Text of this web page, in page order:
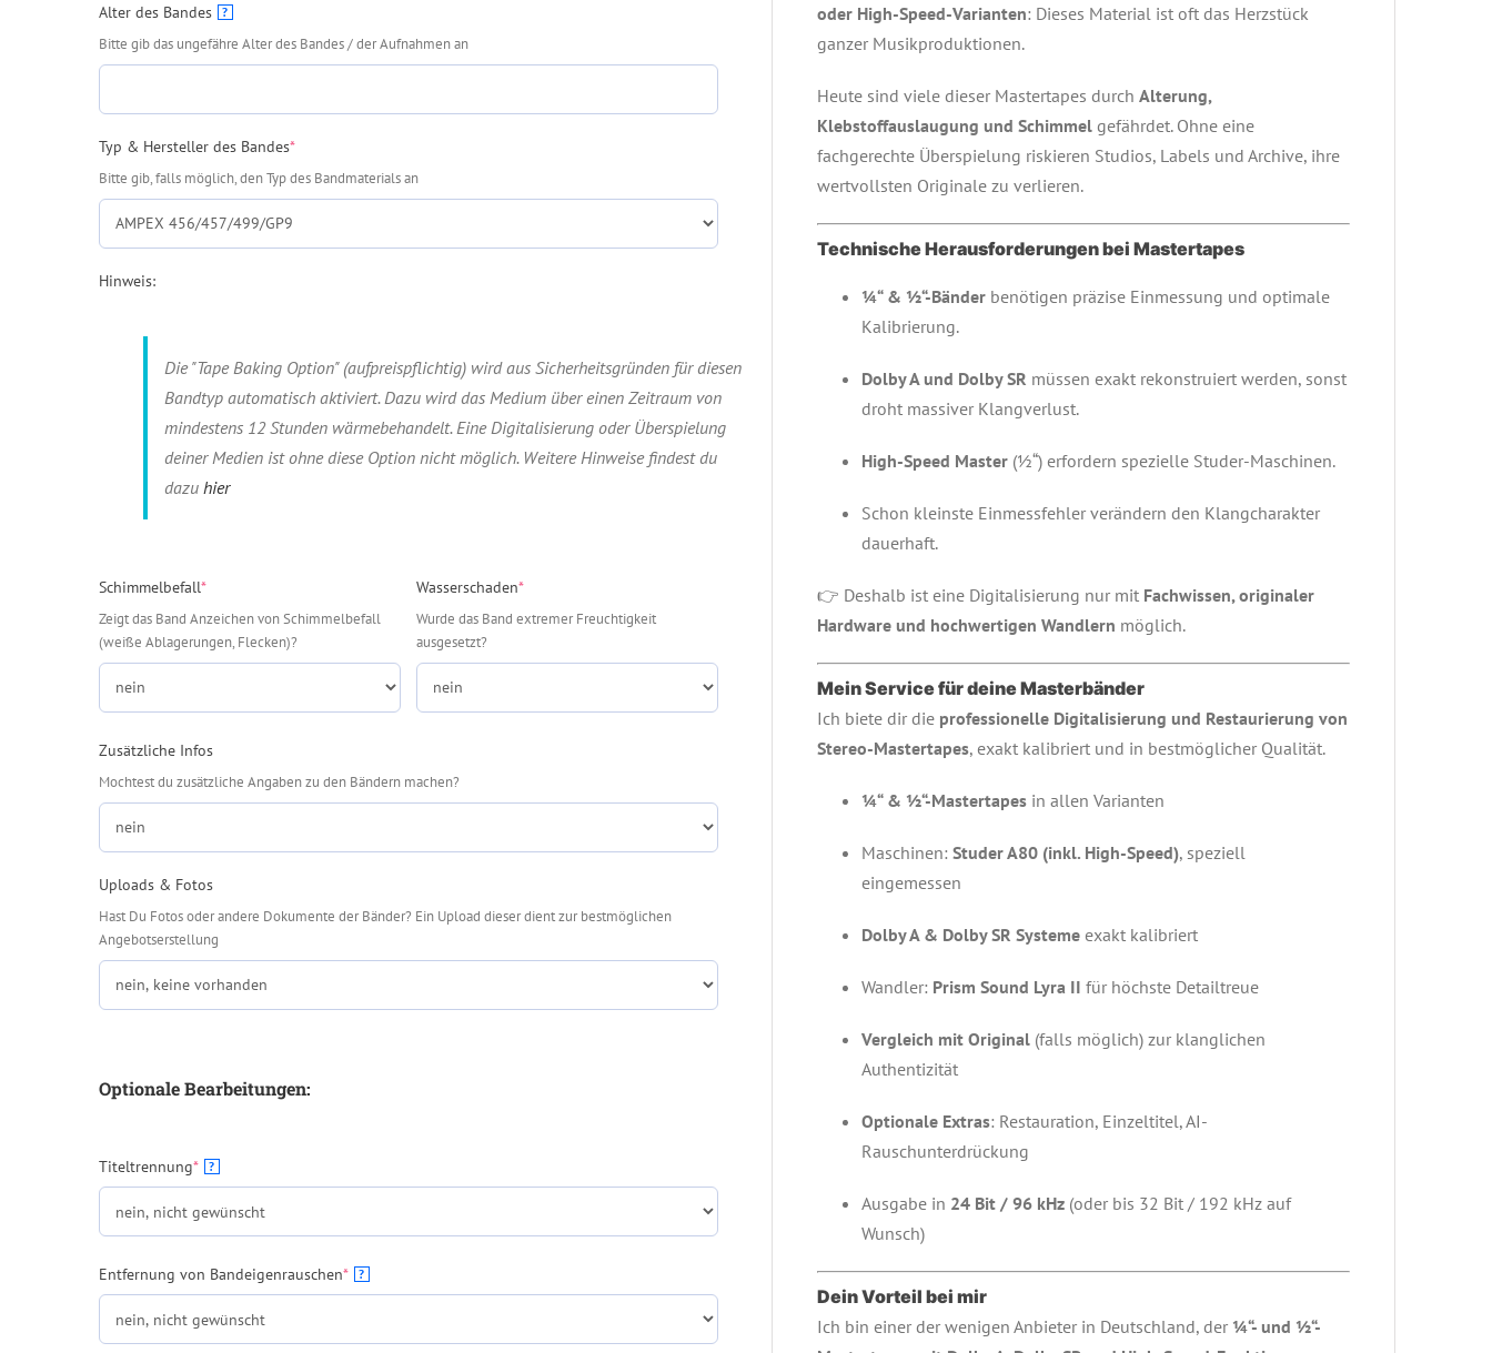
Alter des Bandes ?
Bitte gib das ungefähre Alter des Bandes / der Aufnahmen an
Typ & Hersteller des Bandes*(required)
Bitte gib, falls möglich, den Typ des Bandmaterials an
Hinweis:
Die "Tape Baking Option" (aufpreispflichtig) wird aus Sicherheitsgründen für diesen
Bandtyp automatisch aktiviert. Dazu wird das Medium über einen Zeitraum von
mindestens 12 Stunden wärmebehandelt. Eine Digitalisierung oder Überspielung
deiner Medien ist ohne diese Option nicht möglich. Weitere Hinweise findest du
dazu hier
Schimmelbefall*(required)
Zeigt das Band Anzeichen von Schimmelbefall
(weiße Ablagerungen, Flecken)?
Wasserschaden*(required)
Wurde das Band extremer Freuchtigkeit
ausgesetzt?
Zusätzliche Infos
Mochtest du zusätzliche Angaben zu den Bändern machen?
Uploads & Fotos
Hast Du Fotos oder andere Dokumente der Bänder? Ein Upload dieser dient zur bestmöglichen
Angebotserstellung
Optionale Bearbeitungen:
Titeltrennung*(required)
?
Entfernung von Bandeigenrauschen*(required)
?
oder High-Speed-Varianten: Dieses Material ist oft das Herzstück
ganzer Musikproduktionen.
Heute sind viele dieser Mastertapes durchAlterung,
Klebstoffauslaugung und Schimmel gefährdet. Ohne eine
fachgerechte Überspielung riskieren Studios, Labels und Archive, ihre
wertvollsten Originale zu verlieren.
Technische Herausforderungen bei Mastertapes
¼“ & ½“-Bänder benötigen präzise Einmessung und optimale
Kalibrierung.
Dolby A und Dolby SR müssen exakt rekonstruiert werden, sonst
droht massiver Klangverlust.
High-Speed Master (½“) erfordern spezielle Studer-Maschinen.
Schon kleinste Einmessfehler verändern den Klangcharakter
dauerhaft.
👉 Deshalb ist eine Digitalisierung nur mit Fachwissen, originaler
Hardware und hochwertigen Wandlern möglich.
Mein Service für deine Masterbänder
Ich biete dir die professionelle Digitalisierung und Restaurierung von
Stereo-Mastertapes, exakt kalibriert und in bestmöglicher Qualität.
¼“ & ½“-Mastertapes in allen Varianten
Maschinen:Studer A80 (inkl. High-Speed), speziell
eingemessen
Dolby A & Dolby SR Systeme exakt kalibriert
Wandler: Prism Sound Lyra II für höchste Detailtreue
Vergleich mit Original (falls möglich) zur klanglichen
Authentizität
Optionale Extras: Restauration, Einzeltitel, AI-
Rauschunterdrückung
Ausgabe in 24 Bit / 96 kHz (oder bis 32 Bit / 192 kHz auf
Wunsch)
Dein Vorteil bei mir
Ich bin einer der wenigen Anbieter in Deutschland, der ¼“- und ½“-